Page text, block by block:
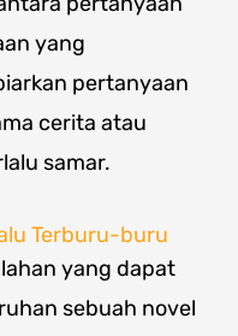
yang
pertanyaan
cerita atau
samar.
Terburu-buru
yang dapat
sebuah novel